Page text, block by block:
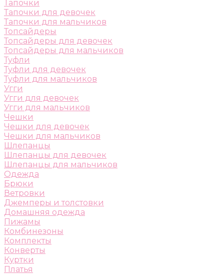
Тапочки
Тапочки для девочек
Тапочки для мальчиков
Топсайдеры
Топсайдеры для девочек
Топсайдеры для мальчиков
Туфли
Туфли для девочек
Туфли для мальчиков
Угги
Угги для девочек
Угги для мальчиков
Чешки
Чешки для девочек
Чешки для мальчиков
Шлепанцы
Шлепанцы для девочек
Шлепанцы для мальчиков
Одежда
Брюки
Ветровки
Джемперы и толстовки
Домашняя одежда
Пижамы
Комбинезоны
Комплекты
Конверты
Куртки
Платья